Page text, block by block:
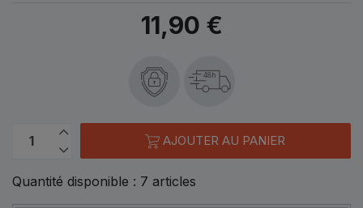
11,90 €
48h
AJOUTER AU PANIER
Quantité disponible : 7 articles